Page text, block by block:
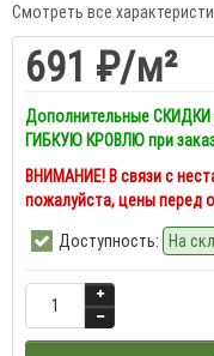
Смотреть все
691 ₽/м²
Дополнительные
ГИБКУЮ КРОВЛЮ при
ВНИМАНИЕ! В связи с
пожалуйста, цены перед
Доступность: На